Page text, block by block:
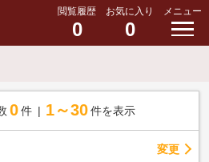
閲覧履歴
0
お気に入り
0
メニュー
0 件 1～30 件を表示
変更